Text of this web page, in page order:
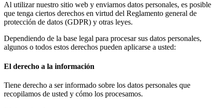
Al utilizar nuestro sitio web y enviarnos datos personales, es posible
que tenga ciertos derechos en virtud del Reglamento general de
protección de datos (GDPR) y otras leyes.
Dependiendo de la base legal para procesar sus datos personales,
algunos o todos estos derechos pueden aplicarse a usted:
El derecho a la información
Tiene derecho a ser informado sobre los datos personales que
recopilamos de usted y cómo los procesamos.